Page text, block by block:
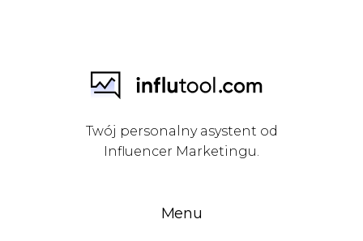
Twój personalny asystent od
Influencer Marketingu.
Menu